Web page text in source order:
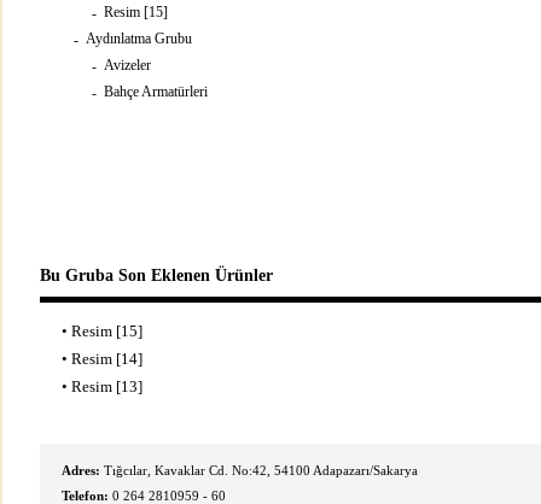
- Resim [15]
- Aydınlatma Grubu
- Avizeler
- Bahçe Armatürleri
Bu Gruba Son Eklenen Ürünler
• Resim [15]
• Resim [14]
• Resim [13]
Adres: Tığcılar, Kavaklar Cd. No:42, 54100 Adapazarı/Sakarya
Telefon: 0 264 2810959 - 60